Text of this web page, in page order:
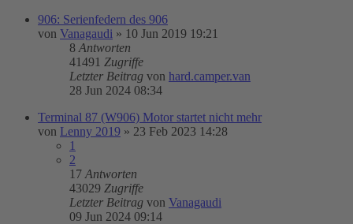
906: Serienfedern des 906
von Vanagaudi » 10 Jun 2019 19:21
8 Antworten
41491 Zugriffe
Letzter Beitrag von hard.camper.van
28 Jun 2024 08:34
Terminal 87 (W906) Motor startet nicht mehr
von Lenny 2019 » 23 Feb 2023 14:28
1
2
17 Antworten
43029 Zugriffe
Letzter Beitrag von Vanagaudi
09 Jun 2024 09:14